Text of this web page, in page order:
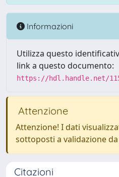
Informazioni
Utilizza questo
link a questo documento:
https://hdl.handle.net/
Attenzione
Attenzione! I dati
sottoposti a validazione
Citazioni